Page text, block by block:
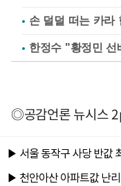
손 덜덜 떠는 카라
한정수 "황정민
◎공감언론 뉴시스